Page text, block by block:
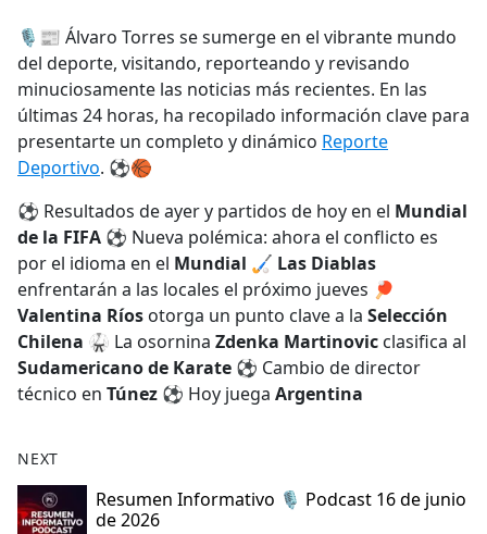
b
o
o
k
🎙️📰 Álvaro Torres se sumerge en el vibrante mundo
del deporte, visitando, reporteando y revisando
minuciosamente las noticias más recientes. En las
últimas 24 horas, ha recopilado información clave para
presentarte un completo y dinámico Reporte
Deportivo. ⚽🏀
⚽ Resultados de ayer y partidos de hoy en el Mundial
de la FIFA ⚽ Nueva polémica: ahora el conflicto es
por el idioma en el Mundial 🏑 Las Diablas
enfrentarán a las locales el próximo jueves 🏓
Valentina Ríos otorga un punto clave a la Selección
Chilena 🥋 La osornina Zdenka Martinovic clasifica al
Sudamericano de Karate ⚽ Cambio de director
técnico en Túnez ⚽ Hoy juega Argentina
NEXT
Resumen Informativo 🎙️ Podcast 16 de junio
de 2026